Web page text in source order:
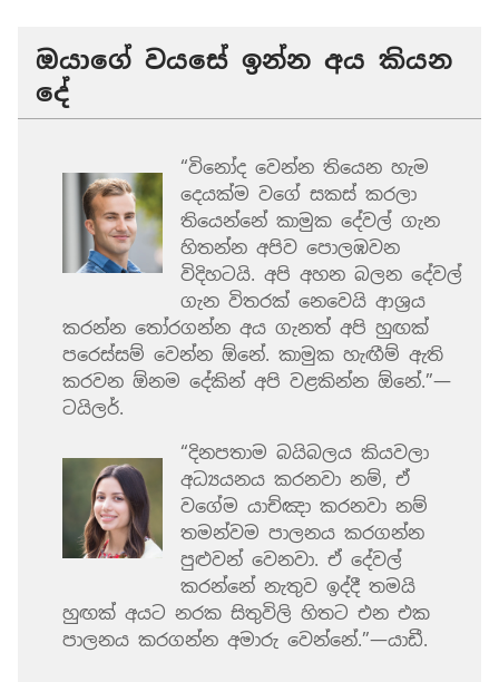
ඔයාගේ වයසේ ඉන්න අය කියන
දේ
“විනෝද වෙන්න තියෙන හැම
දෙයක්ම වගේ සකස් කරලා
තියෙන්නේ කාමුක දේවල් ගැන
හිතන්න අපිව පොලඹවන
විදිහටයි. අපි අහන බලන දේවල්
ගැන විතරක් නෙවෙයි ආශ්‍රය
කරන්න තෝරගන්න අය ගැනත් අපි හුඟක්
පරෙස්සම් වෙන්න ඕනේ. කාමුක හැඟීම් ඇති
කරවන ඕනම දේකින් අපි වළකින්න ඕනේ.”—
ටයිලර්.
“දිනපතාම බයිබලය කියවලා
අධ්‍යයනය කරනවා නම්, ඒ
වගේම යාච්ඤා කරනවා නම්
තමන්වම පාලනය කරගන්න
පුළුවන් වෙනවා. ඒ දේවල්
කරන්නේ නැතුව ඉද්දී තමයි
හුඟක් අයට නරක සිතුවිලි හිතට එන එක
පාලනය කරගන්න අමාරු වෙන්නේ.”—යාඩී.